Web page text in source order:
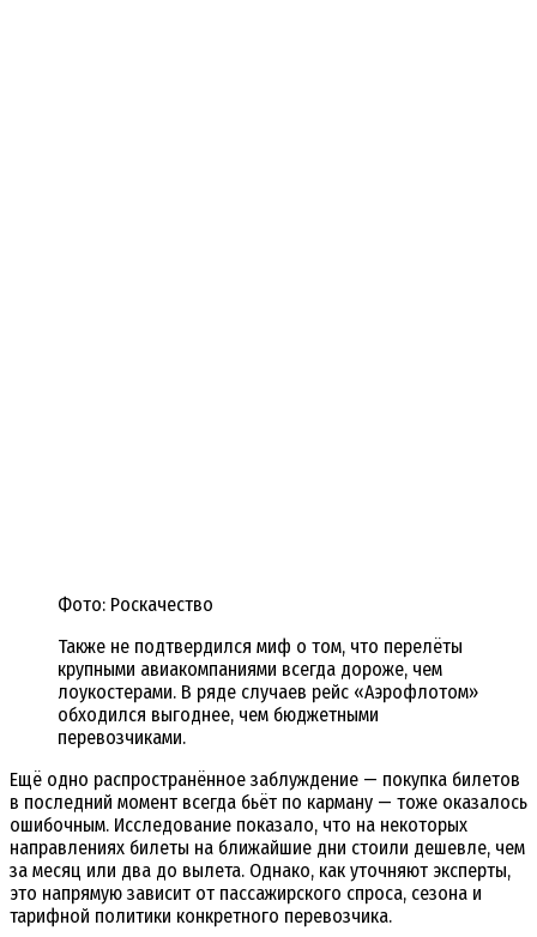
Фото: Роскачество
Также не подтвердился миф о том, что перелёты
крупными авиакомпаниями всегда дороже, чем
лоукостерами. В ряде случаев рейс «Аэрофлотом»
обходился выгоднее, чем бюджетными
перевозчиками.
Ещё одно распространённое заблуждение — покупка билетов
в последний момент всегда бьёт по карману — тоже оказалось
ошибочным. Исследование показало, что на некоторых
направлениях билеты на ближайшие дни стоили дешевле, чем
за месяц или два до вылета. Однако, как уточняют эксперты,
это напрямую зависит от пассажирского спроса, сезона и
тарифной политики конкретного перевозчика.